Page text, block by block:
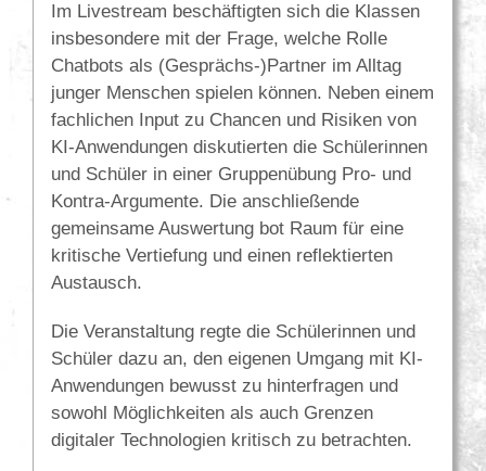
Im Livestream beschäftigten sich die Klassen
insbesondere mit der Frage, welche Rolle
Chatbots als (Gesprächs-)Partner im Alltag
junger Menschen spielen können. Neben einem
fachlichen Input zu Chancen und Risiken von
KI-Anwendungen diskutierten die Schülerinnen
und Schüler in einer Gruppenübung Pro- und
Kontra-Argumente. Die anschließende
gemeinsame Auswertung bot Raum für eine
kritische Vertiefung und einen reflektierten
Austausch.
Die Veranstaltung regte die Schülerinnen und
Schüler dazu an, den eigenen Umgang mit KI-
Anwendungen bewusst zu hinterfragen und
sowohl Möglichkeiten als auch Grenzen
digitaler Technologien kritisch zu betrachten.